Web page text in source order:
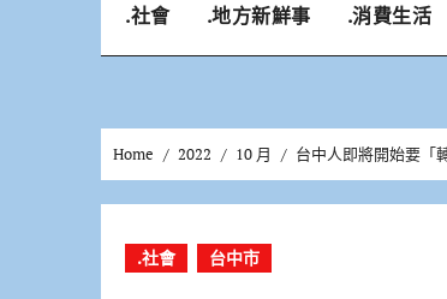
.社會 .地方新鮮事 .消費生活
Home 2022 10 月 台中人即將開始要「
.社會 台中市